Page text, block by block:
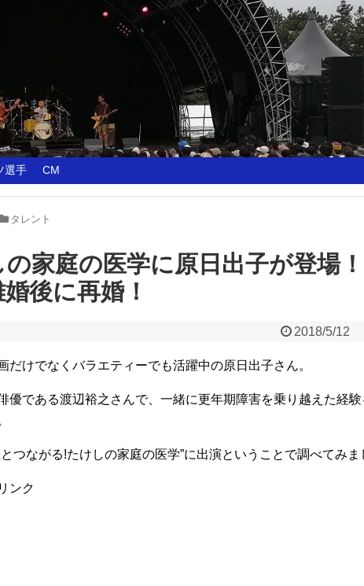
ています！
選手 CM
タレント
の家庭の医学に原日出子が登場
後に再婚！
2018/5/12
だけでなくバラエティーでも活躍中の原日出子さん。
優である渡辺裕之さんで、一緒に更年期障害を乗り越えた経験
つながる!たけしの家庭の医学”に出演ということで調べてみま
ンク